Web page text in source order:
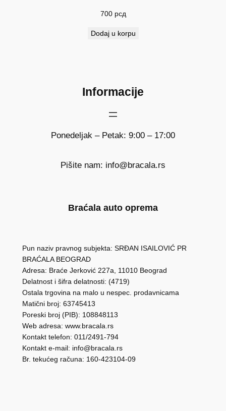
700 рсд
Dodaj u korpu
Informacije
Ponedeljak – Petak: 9:00 – 17:00
Pišite nam: info@bracala.rs
Braćala auto oprema
Pun naziv pravnog subjekta: SRĐAN ISAILOVIĆ PR
BRAĆALA BEOGRAD
Adresa: Braće Jerković 227a, 11010 Beograd
Delatnost i šifra delatnosti: (4719)
Ostala trgovina na malo u nespec. prodavnicama
Matični broj: 63745413
Poreski broj (PIB): 108848113
Web adresa: www.bracala.rs
Kontakt telefon: 011/2491-794
Kontakt e-mail: info@bracala.rs
Br. tekućeg računa: 160-423104-09